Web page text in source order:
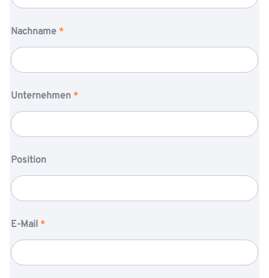
Nachname *
Unternehmen *
Position
E-Mail *